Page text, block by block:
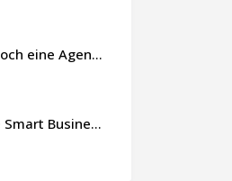
SMART Business - Nicht noch eine Agentur. Sondern ein Partner, der dein Business als Ganzes denkt.
Katharina Hellmann - The Smart Business Coach